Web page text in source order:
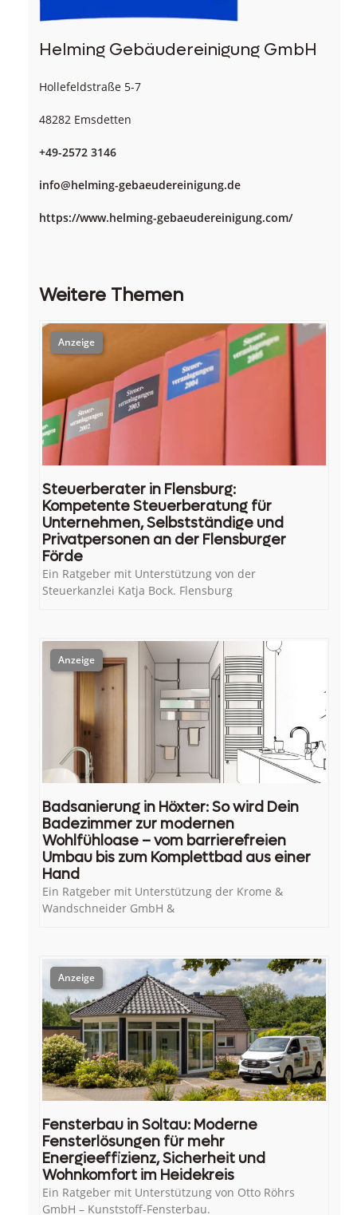
Helming Gebäudereinigung GmbH
Hollefeldstraße 5-7
48282 Emsdetten
+49-2572 3146
info@helming-gebaeudereinigung.de
https://www.helming-gebaeudereinigung.com/
Weitere Themen
Steuerberater in Flensburg:
Kompetente Steuerberatung für
Unternehmen, Selbstständige und
Privatpersonen an der Flensburger
Förde
Ein Ratgeber mit Unterstützung von der
Steuerkanzlei Katja Bock. Flensburg
Badsanierung in Höxter: So wird Dein
Badezimmer zur modernen
Wohlfühloase – vom barrierefreien
Umbau bis zum Komplettbad aus einer
Hand
Ein Ratgeber mit Unterstützung der Krome &
Wandschneider GmbH &
Fensterbau in Soltau: Moderne
Fensterlösungen für mehr
Energieeffizienz, Sicherheit und
Wohnkomfort im Heidekreis
Ein Ratgeber mit Unterstützung von Otto Röhrs
GmbH – Kunststoff-Fensterbau.